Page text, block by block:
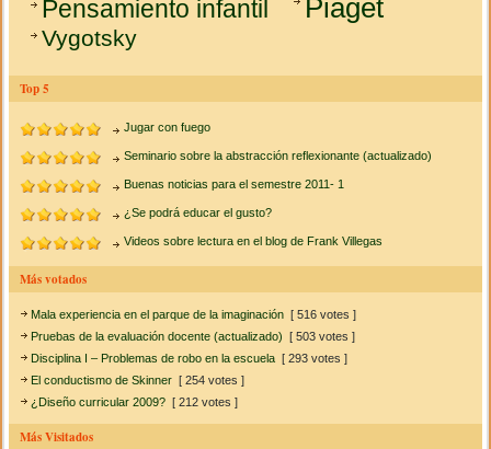
Pensamiento infantil Piaget
Vygotsky
Top 5
Jugar con fuego
Seminario sobre la abstracción reflexionante (actualizado)
Buenas noticias para el semestre 2011- 1
¿Se podrá educar el gusto?
Videos sobre lectura en el blog de Frank Villegas
Más votados
Mala experiencia en el parque de la imaginación [ 516 votes ]
Pruebas de la evaluación docente (actualizado) [ 503 votes ]
Disciplina I – Problemas de robo en la escuela [ 293 votes ]
El conductismo de Skinner [ 254 votes ]
¿Diseño curricular 2009? [ 212 votes ]
Más Visitados